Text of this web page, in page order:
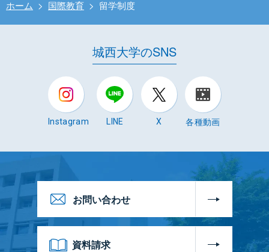
ホーム > 国際教育 > 留学制度
城西大学のSNS
Instagram LINE X 各種動画
お問い合わせ
資料請求